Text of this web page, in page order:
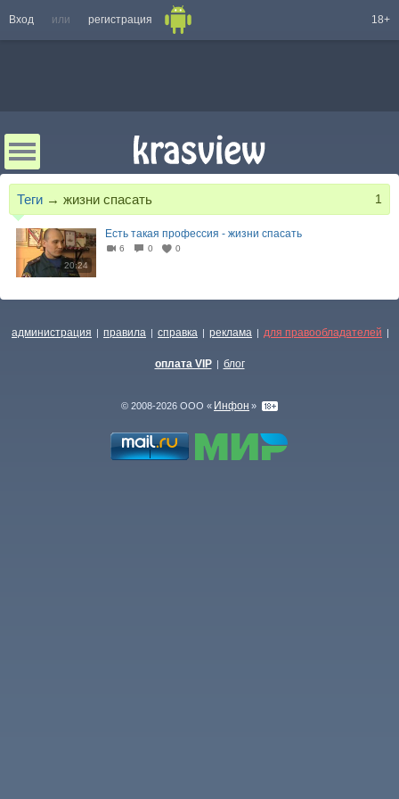
Вход или регистрация 18+
Теги → жизни спасать 1
20:24
Есть такая профессия - жизни спасать
6 0 0
администрация | правила | справка | реклама | для правообладателей |
оплата VIP | блог
© 2008-2026 ООО « Инфон »